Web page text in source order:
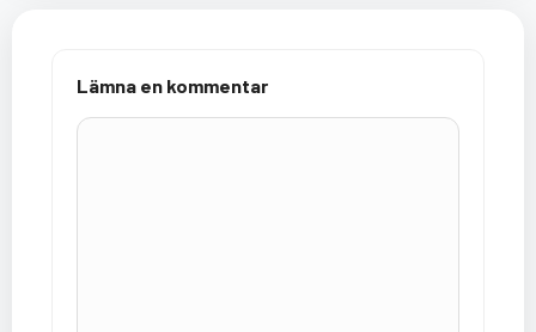
Lämna en kommentar
Kommentar